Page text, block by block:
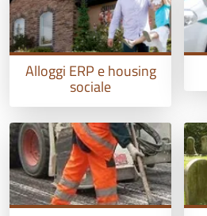
Alloggi ERP e housing
sociale